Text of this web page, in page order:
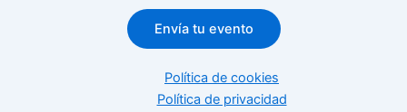
Envía tu evento
Política de cookies
Política de privacidad